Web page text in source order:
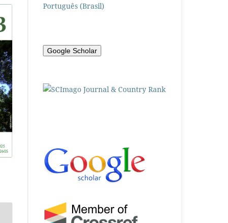
Português (Brasil)
Google Scholar